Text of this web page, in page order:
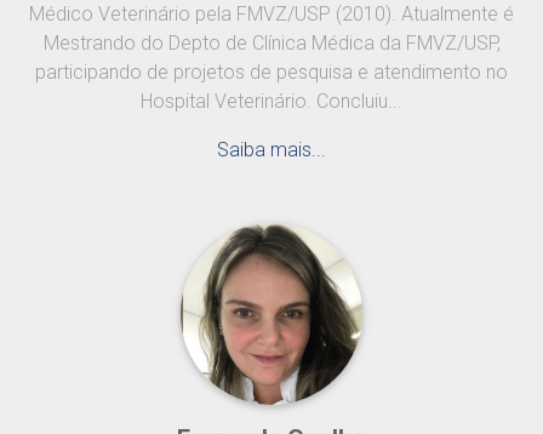
Médico Veterinário pela FMVZ/USP (2010). Atualmente é
Mestrando do Depto de Clínica Médica da FMVZ/USP,
participando de projetos de pesquisa e atendimento no
Hospital Veterinário. Concluiu...
Saiba mais...